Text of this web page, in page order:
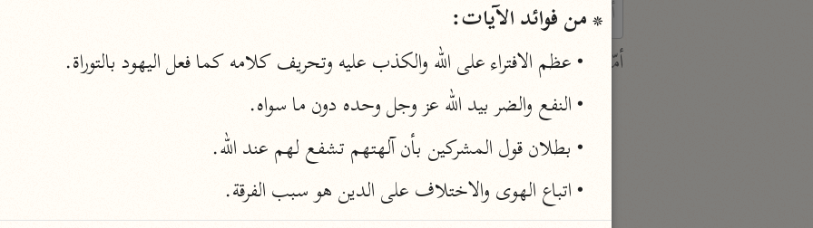
Type 2 or more characters for results.
أمّهات
جامع البيان
ابن جرير الطبري (٣١٠ هـ)
نحو ٢٨ مجلدًا
تفسير القرآن العظيم
ابن كثير (٧٧٤ هـ)
عامّة
صديق حسن خان (١٣٠٧ هـ)
نحو ١٢ مجلدًا
فتح القدير
الشوكاني (١٢٥٠ هـ)
* من فوائد الآيات:
• عظم الافتراء على الله والكذب عليه وتحريف كلامه كما فعل اليهود بالتوراة.
• النفع والضر بيد الله عز وجل وحده دون ما سواه.
• بطلان قول المشركين بأن آلهتهم تشفع لهم عند الله.
• اتباع الهوى والاختلاف على الدين هو سبب الفرقة.